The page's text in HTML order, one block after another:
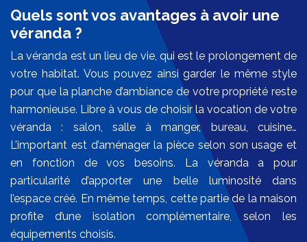
Quels sont vos avantages à avoir une
véranda ?
La véranda est un lieu de vie, qui est le prolongement de
votre habitat. Vous pouvez ainsi garder le même style
pour que la planche d’ambiance de votre propriété reste
harmonieuse. Libre à vous de choisir la vocation de votre
véranda : salon, salle à manger, bureau, cuisine…
L’important est d’aménager la pièce selon son usage et
en fonction de vos besoins. La véranda a pour
particularité d’apporter une belle luminosité dans
l’espace créé. En même temps, cette partie de la maison
profite d’une isolation complémentaire, selon les
équipements choisis.